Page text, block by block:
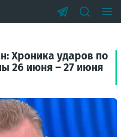
Хроника ударов по
26 июня – 27 июня